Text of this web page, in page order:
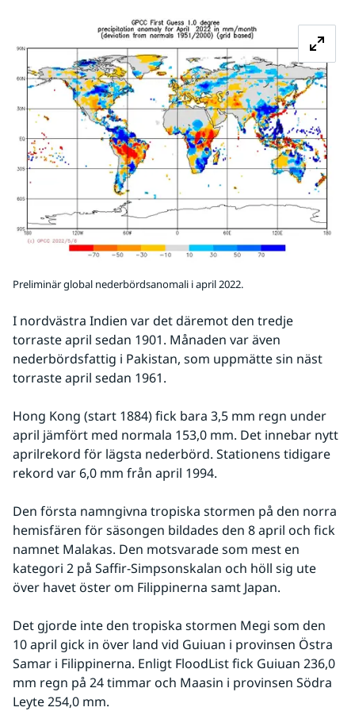
Preliminär global nederbördsanomali i april 2022.
I nordvästra Indien var det däremot den tredje
torraste april sedan 1901. Månaden var även
nederbördsfattig i Pakistan, som uppmätte sin näst
torraste april sedan 1961.
Hong Kong (start 1884) fick bara 3,5 mm regn under
april jämfört med normala 153,0 mm. Det innebar nytt
aprilrekord för lägsta nederbörd. Stationens tidigare
rekord var 6,0 mm från april 1994.
Den första namngivna tropiska stormen på den norra
hemisfären för säsongen bildades den 8 april och fick
namnet Malakas. Den motsvarade som mest en
kategori 2 på Saffir-Simpsonskalan och höll sig ute
över havet öster om Filippinerna samt Japan.
Det gjorde inte den tropiska stormen Megi som den
10 april gick in över land vid Guiuan i provinsen Östra
Samar i Filippinerna. Enligt FloodList fick Guiuan 236,0
mm regn på 24 timmar och Maasin i provinsen Södra
Leyte 254,0 mm.